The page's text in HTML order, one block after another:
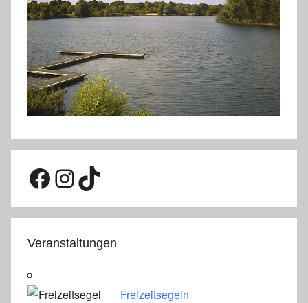
Facebook
Instagram
TikTok
Veranstaltungen
Freizeitsegeln